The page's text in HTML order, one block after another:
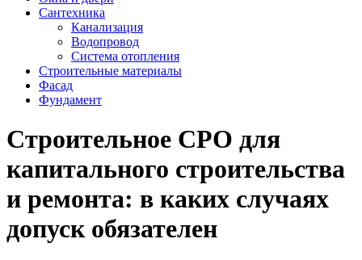
Сантехника
Канализация
Водопровод
Система отопления
Строительные материалы
Фасад
Фундамент
Строительное СРО для
капитального строительства
и ремонта: в каких случаях
допуск обязателен